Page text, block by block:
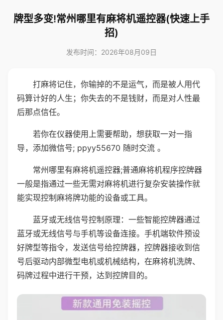
牌型多变!常州哪里有麻将机遥控器(快速上手
招)
发布时间：2026年08月09日
打麻将记住，你输掉的不是运气，而是被人用代
码算计好的人生；你失去的不是钱财，而是对人性最
后那点信任。
若你在仪器使用上需要帮助，想获取一对一指
导，添加微信号; ppyy55670 随时交流 。
常州哪里有麻将机遥控器;普通麻将机程序控牌器
一般是指通过一些无需对麻将机进行复杂安装操作就
能实现控制麻将牌功能的设备或工具。
蓝牙或无线信号控制原理：一些智能控牌器通过
蓝牙或无线信号与手机等设备连接。手机端软件预设
好牌型等指令，发送信号给控牌器，控牌器接收到信
号后驱动内部微型电机或机械结构，在麻将机洗牌、
码牌过程中进行干预，达到控牌目的。